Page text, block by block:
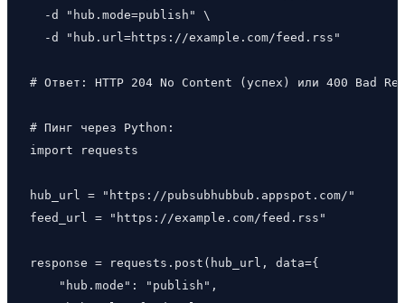
  -d "hub.mode=publish" \
  -d "hub.url=https://example.com/feed.rss"
# Ответ: HTTP 204 No Content (успех) или 400 Bad
# Пинг через Python:
import requests
hub_url = "https://pubsubhubbub.appspot.com/"
feed_url = "https://example.com/feed.rss"
response = requests.post(hub_url, data={
    "hub.mode": "publish",